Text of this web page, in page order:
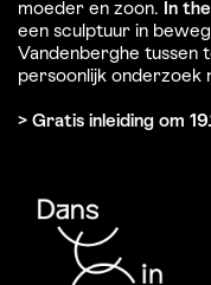
moeder en zoon. In
een sculptuur in
Vandenberghe tussen
persoonlijk onderzoek
> Gratis inleiding om